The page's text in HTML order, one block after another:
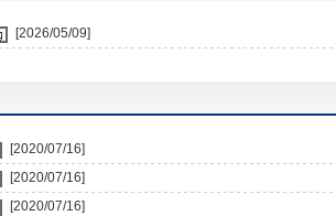
[2026/05/09]
[2020/07/16]
[2020/07/16]
[2020/07/16]